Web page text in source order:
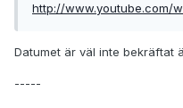
http://www.youtube.com/
Datumet är väl inte bekräftat
-----